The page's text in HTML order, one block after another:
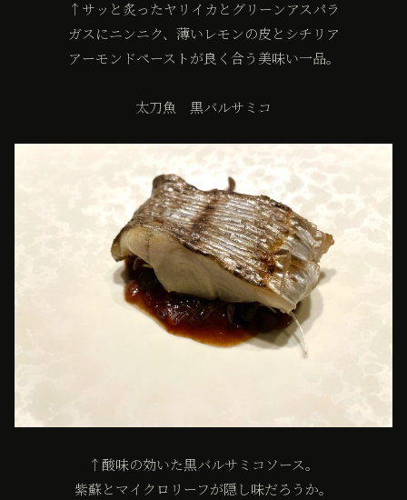
↑サッと炙ったヤリイカとグリーンアスパラ
ガスにニンニク、薄いレモンの皮とシチリア
アーモンドペーストが良く合う美味い一品。
太刀魚 黒バルサミコ
↑酸味の効いた黒バルサミコソース。
紫蘇とマイクロリーフが隠し味だろうか。